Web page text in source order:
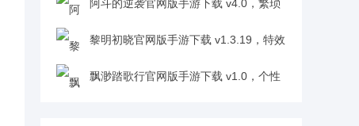
v2.2.17
剧情超新奇v1.0
阿斗的逆袭官网版手游下载 v4.0，繁琐
操作自由畅享三国逆袭之旅v4.0
黎明初晓官网版手游下载 v1.3.19，特效
华丽色彩饱满魔幻沉浸感拉满v1.3.19
飘渺踏歌行官网版手游下载 v1.0，个性